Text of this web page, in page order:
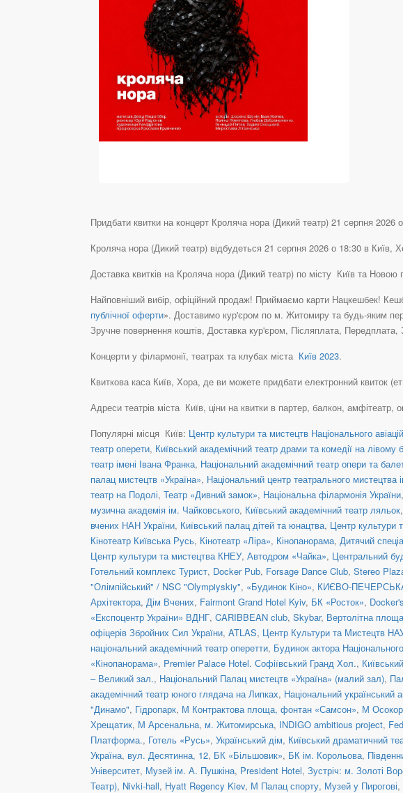
Придбати квитки на концерт Кроляча нора (Дикий театр) 21 серпня 2026
Кроляча нора (Дикий театр) відбудеться 21 серпня 2026 о 18:30 в
Доставка квитків на Кроляча нора (Дикий театр) по місту Київ та
Найповніший вибір, офіційний продаж! Приймаємо карти Нацкешбек!
публічної оферти». Доставимо кур'єром по м. Житомиру та будь-яким
Зручне повернення коштів, Доставка кур'єром, Післяплата,
Концерти у філармонії, театрах та клубах міста Київ 2023.
Квиткова каса Київ, Хора, де ви можете придбати електронний квиток
Адреси театрів міста Київ, ціни на квитки в партер, балкон, амфітеатр,
Популярні місця Київ: Центр культури та мистецтв Національного
театр оперети, Київський академічний театр драми та комедії на лівому
театр імені Івана Франка, Національний академічний театр опери та
палац мистецтв «Україна», Національний центр театрального
театр на Подолі, Театр «Дивний замок», Національна філармонія України,
музична академія ім. Чайковського, Київський академічний театр ляльок,
вчених НАН України, Київський палац дітей та юнацтва, Центр культури
Кінотеатр Київська Русь, Кінотеатр «Ліра», Кінопанорама, Дитячий
Центр культури та мистецтва КНЕУ, Автодром «Чайка», Центральний
Готельний комплекс Турист, Docker Pub, Forsage Dance Club, Stereo
"Олімпійський" / NSC "Olympiyskiy", «Будинок Кіно», КИЄВО-
Архітектора, Дім Вчених, Fairmont Grand Hotel Kyiv, БК «Росток»,
«Експоцентр України» ВДНГ, CARIBBEAN club, Skybar, Вертолітна
офіцерів Збройних Сил України, ATLAS, Центр Культури та Мистецтв
національний академічний театр оперетти, Будинок актора
«Кінопанорама», Premier Palace Hotel. Софіївський Гранд Хол.,
– Великий зал., Національний Палац мистецтв «Україна» (малий зал),
академічний театр юного глядача на Липках, Національний український
"Динамо", Гідропарк, М Контрактова площа, фонтан «Самсон», М
Хрещатик, М Арсенальна, м. Житомирська, INDIGO ambitious project,
Платформа., Готель «Русь», Український дім, Київський драматичний
Україна, вул. Десятинна, 12, БК «Більшовик», БК ім. Корольова,
Університет, Музей ім. А. Пушкіна, President Hotel, Зустріч: м. Золоті
Театр), Nivki-hall, Hyatt Regency Kiev, М Палац спорту, Музей у Пирогові,